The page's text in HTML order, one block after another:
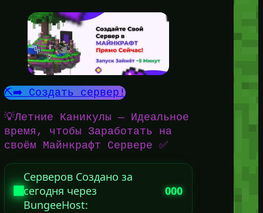
⛏️➡️ Создать сервер!
💡Летние Каникулы — Идеальное
время, чтобы Заработать на
своём Майнкрафт Сервере ✅
Серверов Создано за
сегодня через
BungeeHost:
000